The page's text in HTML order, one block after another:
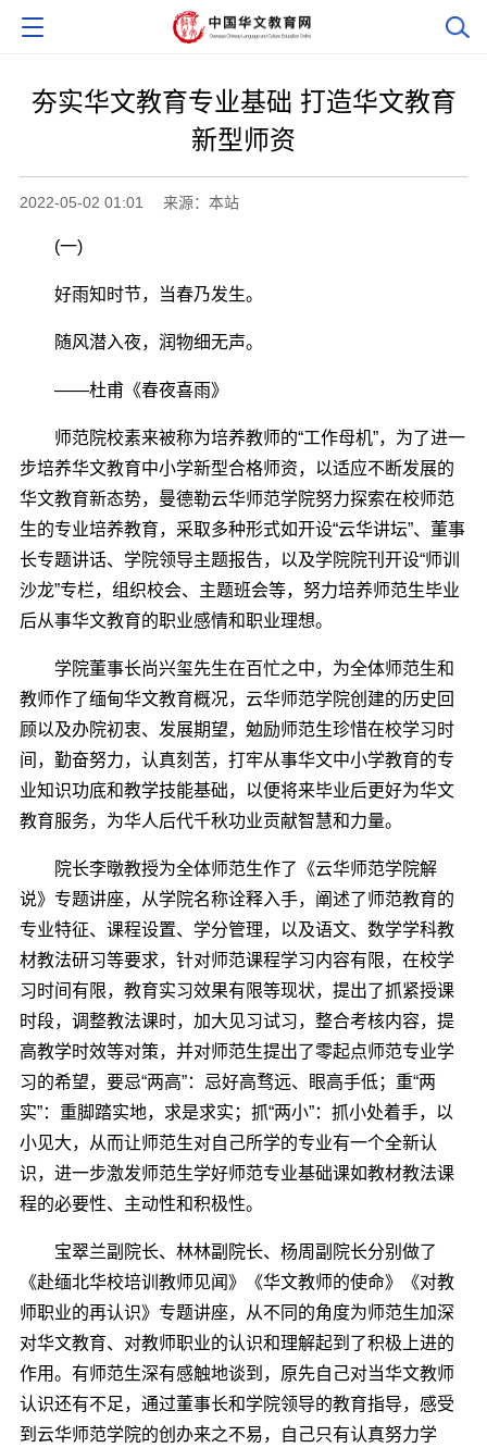
夯实华文教育专业基础 打造华文教育
新型师资
2022-05-02 01:01 来源：本站
(一)
好雨知时节，当春乃发生。
随风潜入夜，润物细无声。
――杜甫《春夜喜雨》
师范院校素来被称为培养教师的“工作母机”，为了进一
步培养华文教育中小学新型合格师资，以适应不断发展的
华文教育新态势，曼德勒云华师范学院努力探索在校师范
生的专业培养教育，采取多种形式如开设“云华讲坛”、董事
长专题讲话、学院领导主题报告，以及学院院刊开设“师训
沙龙”专栏，组织校会、主题班会等，努力培养师范生毕业
后从事华文教育的职业感情和职业理想。
学院董事长尚兴玺先生在百忙之中，为全体师范生和
教师作了缅甸华文教育概况，云华师范学院创建的历史回
顾以及办院初衷、发展期望，勉励师范生珍惜在校学习时
间，勤奋努力，认真刻苦，打牢从事华文中小学教育的专
业知识功底和教学技能基础，以便将来毕业后更好为华文
教育服务，为华人后代千秋功业贡献智慧和力量。
院长李暾教授为全体师范生作了《云华师范学院解
说》专题讲座，从学院名称诠释入手，阐述了师范教育的
专业特征、课程设置、学分管理，以及语文、数学学科教
材教法研习等要求，针对师范课程学习内容有限，在校学
习时间有限，教育实习效果有限等现状，提出了抓紧授课
时段，调整教法课时，加大见习试习，整合考核内容，提
高教学时效等对策，并对师范生提出了零起点师范专业学
习的希望，要忌“两高”：忌好高骛远、眼高手低；重“两
实”：重脚踏实地，求是求实；抓“两小”：抓小处着手，以
小见大，从而让师范生对自己所学的专业有一个全新认
识，进一步激发师范生学好师范专业基础课如教材教法课
程的必要性、主动性和积极性。
宝翠兰副院长、林林副院长、杨周副院长分别做了
《赴缅北华校培训教师见闻》《华文教师的使命》《对教
师职业的再认识》专题讲座，从不同的角度为师范生加深
对华文教育、对教师职业的认识和理解起到了积极上进的
作用。有师范生深有感触地谈到，原先自己对当华文教师
认识还有不足，通过董事长和学院领导的教育指导，感受
到云华师范学院的创办来之不易，自己只有认真努力学